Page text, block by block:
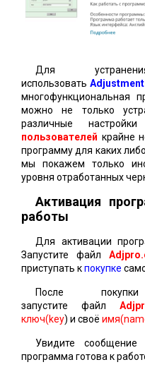
Для
использовать Adjustment
многофункциональная
можно не только
различные
пользователей крайне
программу для каких
мы покажем только
уровня отработанных
Активация
работы
Для активации
Запустите файл
приступать кпокупке
После
запустите файл
ключ(key) и своё
Увидите
программа готова к